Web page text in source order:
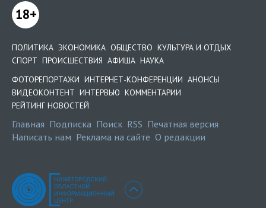
18+
ПОЛИТИКА ЭКОНОМИКА ОБЩЕСТВО КУЛЬТУРА И ОТДЫХ
СПОРТ ПРОИСШЕСТВИЯ АФИША НАУКА
ФОТОРЕПОРТАЖИ ИНТЕРНЕТ-КОНФЕРЕНЦИИ АНОНСЫ
ВИДЕОКОНТЕНТ ИНТЕРВЬЮ КОММЕНТАРИИ
РЕЙТИНГ НОВОСТЕЙ
Главная Подписка Поиск RSS Печатная версия
Написать нам Реклама на сайте О редакции